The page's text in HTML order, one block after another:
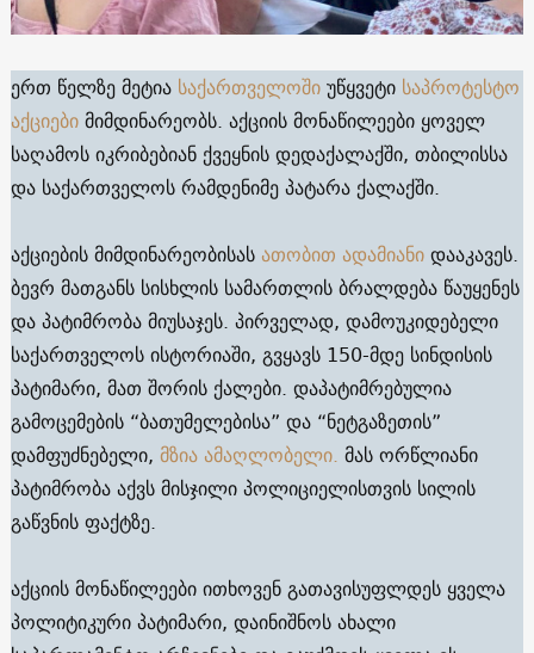
ერთ წელზე მეტია საქართველოშიუწყვეტი საპროტესტო
აქციებიმიმდინარეობს. აქციის მონაწილეები ყოველ
საღამოს იკრიბებიან ქვეყნის დედაქალაქში, თბილისსა
და საქართველოს რამდენიმე პატარა ქალაქში.
აქციების მიმდინარეობისასათობით ადამიანიდააკავეს.
ბევრ მათგანს სისხლის სამართლის ბრალდება წაუყენეს
და პატიმრობა მიუსაჯეს. პირველად, დამოუკიდებელი
საქართველოს ისტორიაში, გვყავს 150-მდე სინდისის
პატიმარი, მათ შორის ქალები. დაპატიმრებულია
გამოცემების “ბათუმელებისა” და “ნეტგაზეთის”
დამფუძნებელი, მზია ამაღლობელი. მას ორწლიანი
პატიმრობა აქვს მისჯილი პოლიციელისთვის სილის
გაწვნის ფაქტზე.
აქციის მონაწილეები ითხოვენ გათავისუფლდეს ყველა
პოლიტიკური პატიმარი, დაინიშნოს ახალი